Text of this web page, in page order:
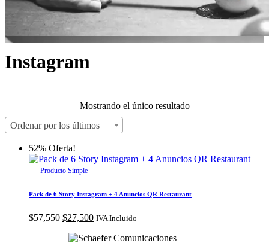
Instagram
Mostrando el único resultado
Ordenar por los últimos
52% Oferta!
Producto Simple
Pack de 6 Story Instagram + 4 Anuncios QR Restaurant
$57,550 El
original
$27,500El
actual
IVA Incluido